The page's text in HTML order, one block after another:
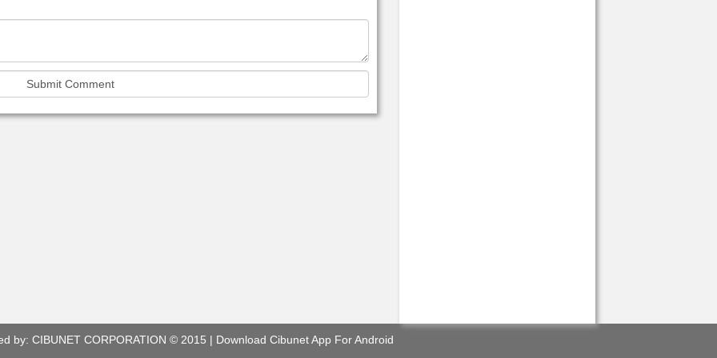
by: CIBUNET CORPORATION © 2015 | Download Cibunet App For Android